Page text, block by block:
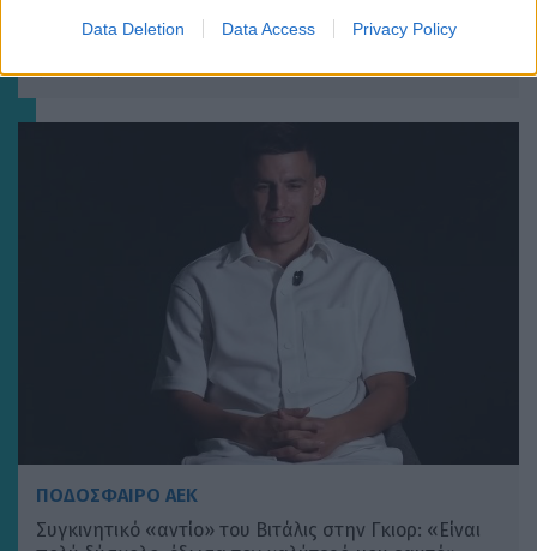
Data Deletion Data Access Privacy Policy
Λυμπερόπουλος: «Ετσι ήρθα στην ΑΕΚ» – Το
τηλέφωνο του Μελισσανίδη και η επιστροφή του
(VIDEO)
ΠΟΔΟΣΦΑΙΡΟ ΑΕΚ
Συγκινητικό «αντίο» του Βιτάλις στην Γκιορ: «Είναι